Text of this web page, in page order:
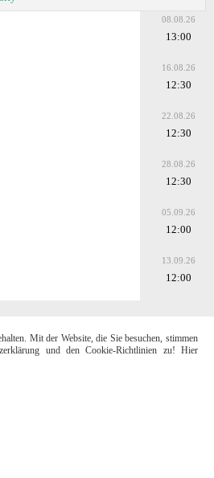
08.08.26
13:00
16.08.26
12:30
22.08.26
12:30
28.08.26
12:30
05.09.26
12:00
13.09.26
12:00
Mit der Website, die Sie besuchen, stimmen
und den Cookie-Richtlinien zu! Hier